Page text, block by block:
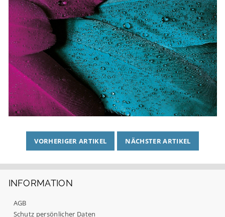
VORHERIGER ARTIKEL NÄCHSTER ARTIKEL
INFORMATION
AGB
Schutz persönlicher Daten